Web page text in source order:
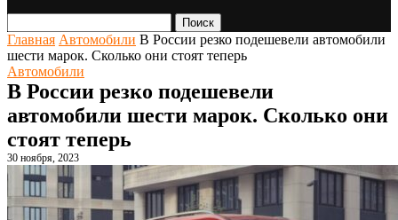
Поиск
Главная Автомобили В России резко подешевели автомобили
шести марок. Сколько они стоят теперь
Автомобили
В России резко подешевели
автомобили шести марок. Сколько они
стоят теперь
30 ноября, 2023